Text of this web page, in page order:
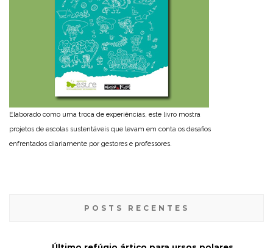
Elaborado como uma troca de experiências, este livro mostra
projetos de escolas sustentáveis que levam em conta os desafios
enfrentados diariamente por gestores e professores.
POSTS RECENTES